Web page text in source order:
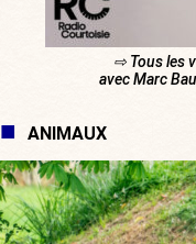
⇨ Tous les
avec Marc
ANIMAUX